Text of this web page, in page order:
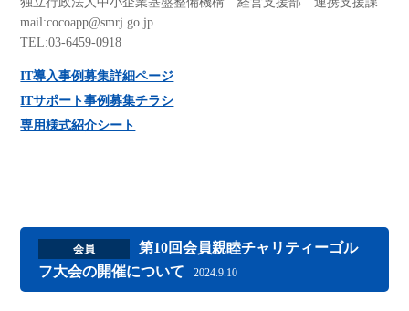
mail:cocoapp@smrj.go.jp
TEL:03-6459-0918
IT導入事例募集詳細ページ
ITサポート事例募集チラシ
専用様式紹介シート
会員
第10回会員親睦チャリティーゴル
フ大会の開催について
2024.9.10